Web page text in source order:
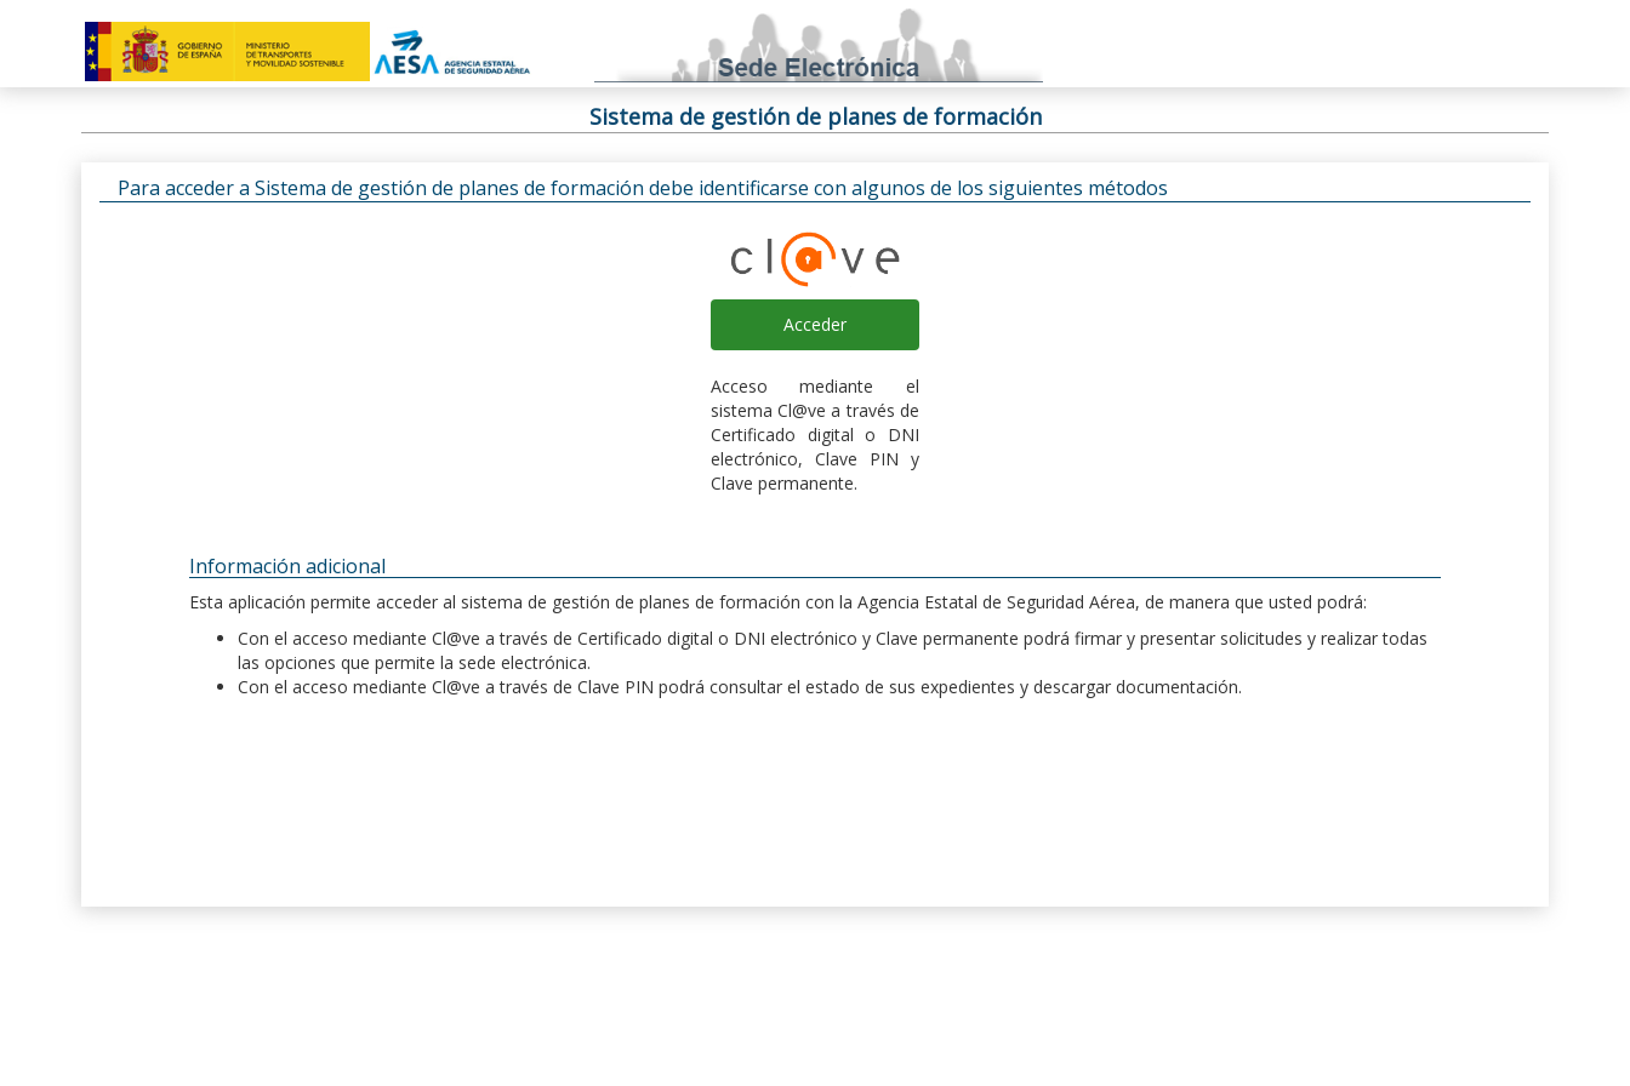
Sistema de gestión de planes de formación
Para acceder a Sistema de gestión de planes de formación debe identificarse con algunos de los siguientes métodos
Acceder
Acceso mediante el
sistema Cl@ve a través de
Certificado digital o DNI
electrónico, Clave PIN y
Clave permanente.
Información adicional
Esta aplicación permite acceder al sistema de gestión de planes de formación con la Agencia Estatal de Seguridad Aérea, de manera que usted podrá:
Con el acceso mediante Cl@ve a través de Certificado digital o DNI electrónico y Clave permanente podrá firmar y presentar solicitudes y realizar todas
las opciones que permite la sede electrónica.
Con el acceso mediante Cl@ve a través de Clave PIN podrá consultar el estado de sus expedientes y descargar documentación.